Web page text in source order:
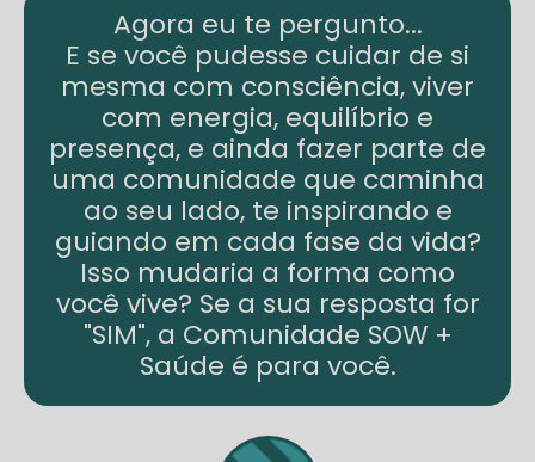
Agora eu te pergunto...
E se você pudesse cuidar de si
mesma com consciência, viver
com energia, equilíbrio e
presença, e ainda fazer parte de
uma comunidade que caminha
ao seu lado, te inspirando e
guiando em cada fase da vida?
Isso mudaria a forma como
você vive? Se a sua resposta for
"SIM", a Comunidade SOW +
Saúde é para você.